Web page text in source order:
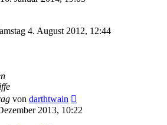
4. August 2012, 12:44
von darthtwain
2013, 10:22